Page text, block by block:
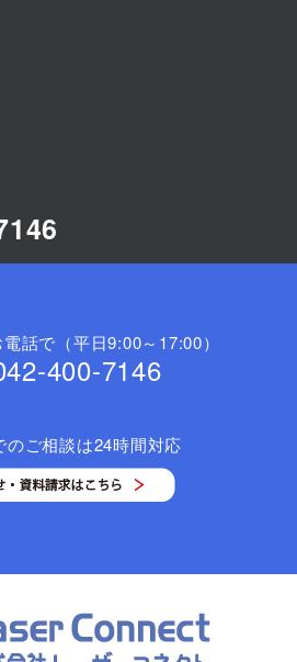
話で（平日9:00～17:00）
400-7146
のご相談は24時間対応